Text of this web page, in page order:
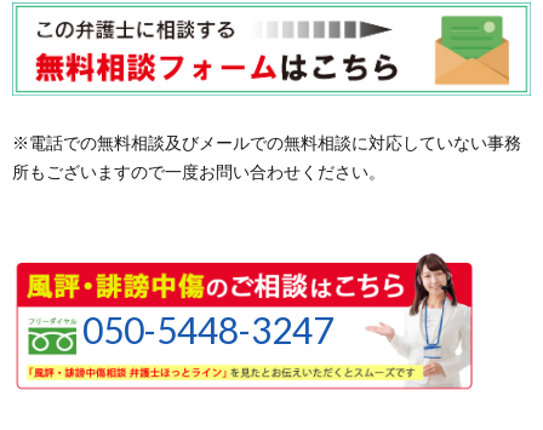
※電話での無料相談及びメールでの無料相談に対応していない事務
所もございますので一度お問い合わせください。
050-5448-3247